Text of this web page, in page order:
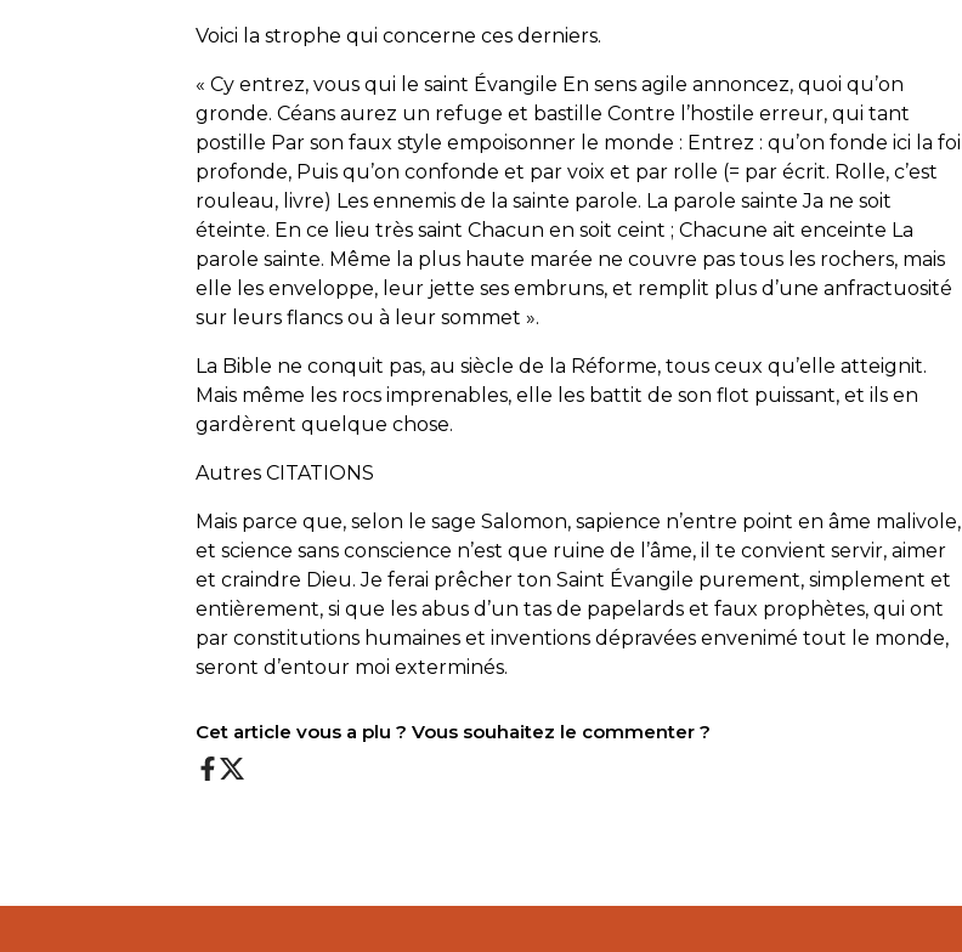
Voici la strophe qui concerne ces derniers.
« Cy entrez, vous qui le saint Évangile En sens agile annoncez, quoi qu’on
gronde. Céans aurez un refuge et bastille Contre l’hostile erreur, qui tant
postille Par son faux style empoisonner le monde : Entrez : qu’on fonde ici la foi
profonde, Puis qu’on confonde et par voix et par rolle (= par écrit. Rolle, c’est
rouleau, livre) Les ennemis de la sainte parole. La parole sainte Ja ne soit
éteinte. En ce lieu très saint Chacun en soit ceint ; Chacune ait enceinte La
parole sainte. Même la plus haute marée ne couvre pas tous les rochers, mais
elle les enveloppe, leur jette ses embruns, et remplit plus d’une anfractuosité
sur leurs flancs ou à leur sommet ».
La Bible ne conquit pas, au siècle de la Réforme, tous ceux qu’elle atteignit.
Mais même les rocs imprenables, elle les battit de son flot puissant, et ils en
gardèrent quelque chose.
Autres CITATIONS
Mais parce que, selon le sage Salomon, sapience n’entre point en âme malivole,
et science sans conscience n’est que ruine de l’âme, il te convient servir, aimer
et craindre Dieu. Je ferai prêcher ton Saint Évangile purement, simplement et
entièrement, si que les abus d’un tas de papelards et faux prophètes, qui ont
par constitutions humaines et inventions dépravées envenimé tout le monde,
seront d’entour moi exterminés.
Cet article vous a plu ? Vous souhaitez le commenter ?